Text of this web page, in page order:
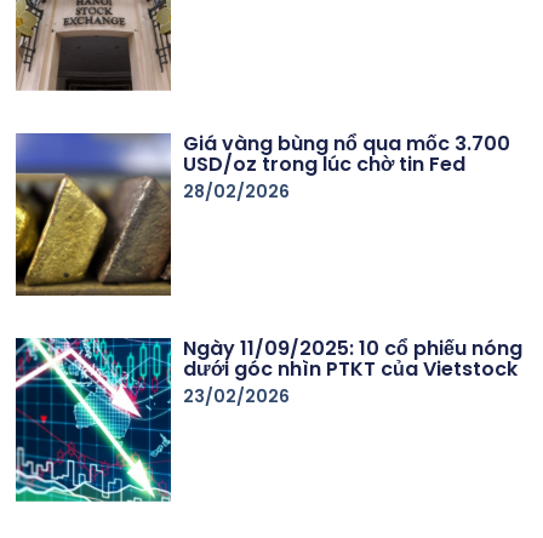
Giá vàng bùng nổ qua mốc 3.700
USD/oz trong lúc chờ tin Fed
28/02/2026
Ngày 11/09/2025: 10 cổ phiếu nóng
dưới góc nhìn PTKT của Vietstock
23/02/2026